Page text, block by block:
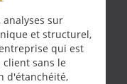
analyses sur
et structurel,
qui est
sans le
d'étanchéité,